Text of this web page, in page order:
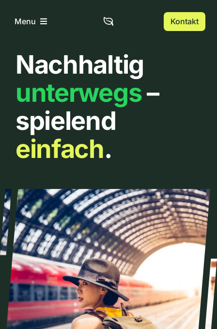
InhaltMenu
Home
Über uns
Urbanlist
Kontakt
Nachhaltig
unterwegs–
spielend
einfach.